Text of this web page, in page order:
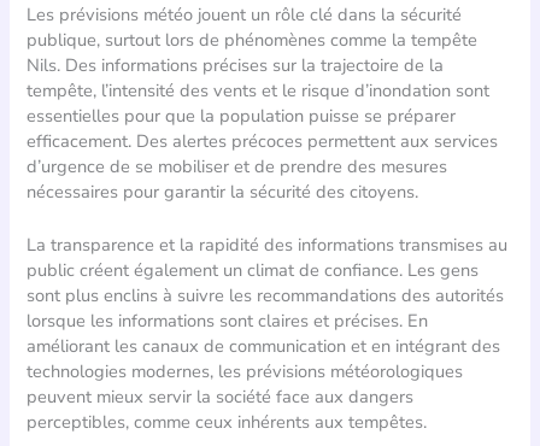
Les prévisions météo jouent un rôle clé dans la sécurité
publique, surtout lors de phénomènes comme la tempête
Nils. Des informations précises sur la trajectoire de la
tempête, l’intensité des vents et le risque d’inondation sont
essentielles pour que la population puisse se préparer
efficacement. Des alertes précoces permettent aux services
d’urgence de se mobiliser et de prendre des mesures
nécessaires pour garantir la sécurité des citoyens.
La transparence et la rapidité des informations transmises au
public créent également un climat de confiance. Les gens
sont plus enclins à suivre les recommandations des autorités
lorsque les informations sont claires et précises. En
améliorant les canaux de communication et en intégrant des
technologies modernes, les prévisions météorologiques
peuvent mieux servir la société face aux dangers
perceptibles, comme ceux inhérents aux tempêtes.